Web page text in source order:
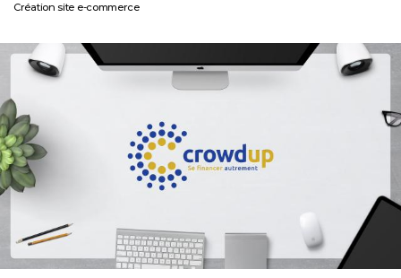
Création site e-commerce